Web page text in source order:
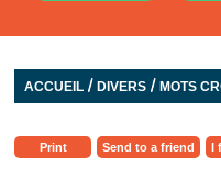
ACCUEIL/ DIVERS/ MOTS
Print Send to a friend I